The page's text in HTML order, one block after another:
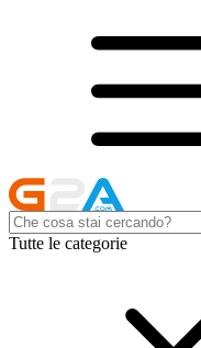
Tutte le categorie